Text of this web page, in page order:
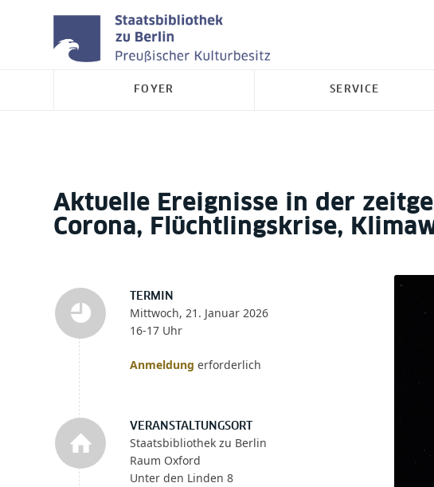
FOYER SERVICE
Aktuelle Ereignisse in der
Corona, Flüchtlingskrise,
TERMIN
Mittwoch, 21. Januar 2026
16-17 Uhr
Anmeldung erforderlich
VERANSTALTUNGSORT
Staatsbibliothek zu Berlin
Raum Oxford
Unter den Linden 8